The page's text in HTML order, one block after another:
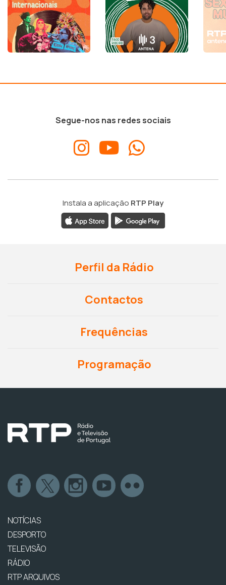
Segue-nos nas redes sociais
Instala a aplicação RTP Play
Perfil da Rádio
Contactos
Frequências
Programação
NOTÍCIAS
DESPORTO
TELEVISÃO
RÁDIO
RTP ARQUIVOS